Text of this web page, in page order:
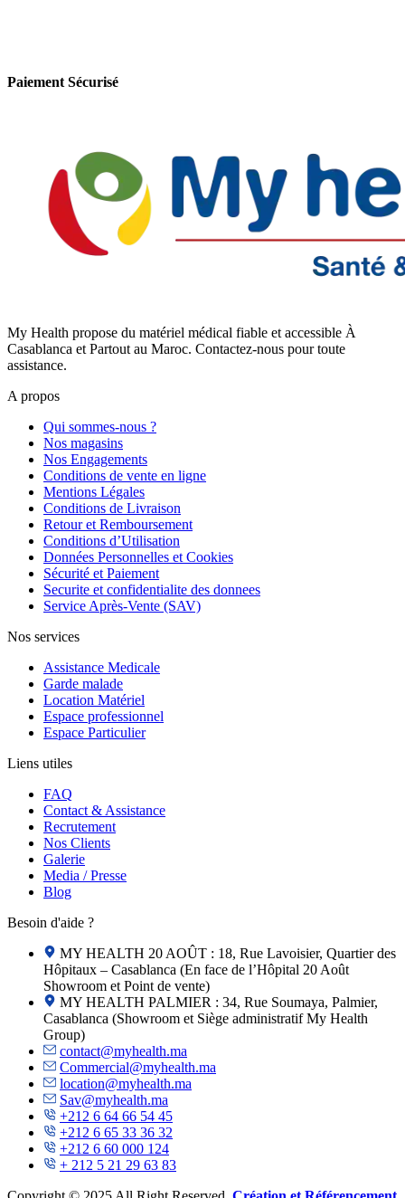
Paiement Sécurisé
My Health propose du matériel médical fiable et accessible À
Casablanca et Partout au Maroc. Contactez-nous pour toute
assistance.
A propos
Qui sommes-nous ?
Nos magasins
Nos Engagements
Conditions de vente en ligne
Mentions Légales
Conditions de Livraison
Retour et Remboursement
Conditions d’Utilisation
Données Personnelles et Cookies
Sécurité et Paiement
Securite et confidentialite des donnees
Service Après-Vente (SAV)
Nos services
Assistance Medicale
Garde malade
Location Matériel
Espace professionnel
Espace Particulier
Liens utiles
FAQ
Contact & Assistance
Recrutement
Nos Clients
Galerie
Media / Presse
Blog
Besoin d'aide ?
MY HEALTH 20 AOÛT : 18, Rue Lavoisier, Quartier des
Hôpitaux – Casablanca (En face de l’Hôpital 20 Août
Showroom et Point de vente)
MY HEALTH PALMIER : 34, Rue Soumaya, Palmier,
Casablanca (Showroom et Siège administratif My Health
Group)
contact@myhealth.ma
Commercial@myhealth.ma
location@myhealth.ma
Sav@myhealth.ma
+212 6 64 66 54 45
+212 6 65 33 36 32
+212 6 60 000 124
+ 212 5 21 29 63 83